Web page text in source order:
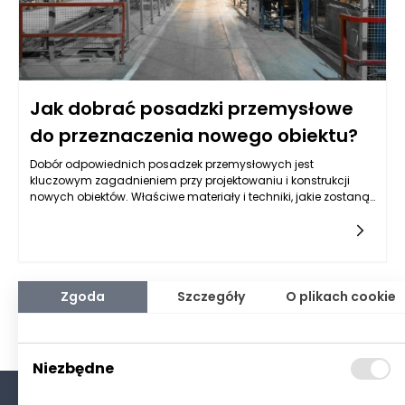
Jak dobrać posadzki przemysłowe
do przeznaczenia nowego obiektu?
Dobór odpowiednich posadzek przemysłowych jest
kluczowym zagadnieniem przy projektowaniu i konstrukcji
nowych obiektów. Właściwe materiały i techniki, jakie zostaną
intensywną eksploatację, substancje chemiczne oraz
działanie mechaniczne. W zależności od branży, w jakiej
działa przedsiębiorstwo, zmieniają się także wymogi odnośnie
gładkość, czy również odporność na wysokie temperatury.
Zgoda Szczegóły O plikach cookie
Niezbędne